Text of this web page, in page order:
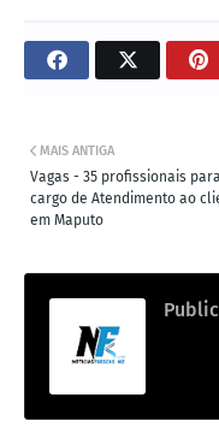
MAIS ANTIGA
Vagas - 35 profissionais
cargo de Atendimento ao
em Maputo